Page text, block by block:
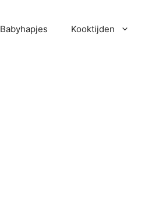
Babyhapjes Kooktijden